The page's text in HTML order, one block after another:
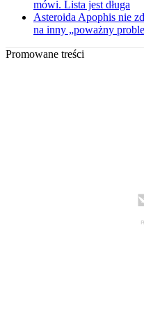
mówi. Lista jest długa
Asteroida Apophis nie
na inny „poważny
Promowane treści